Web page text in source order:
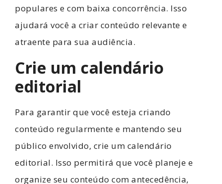
populares e com baixa concorrência. Isso
ajudará você a criar conteúdo relevante e
atraente para sua audiência.
Crie um calendário
editorial
Para garantir que você esteja criando
conteúdo regularmente e mantendo seu
público envolvido, crie um calendário
editorial. Isso permitirá que você planeje e
organize seu conteúdo com antecedência,